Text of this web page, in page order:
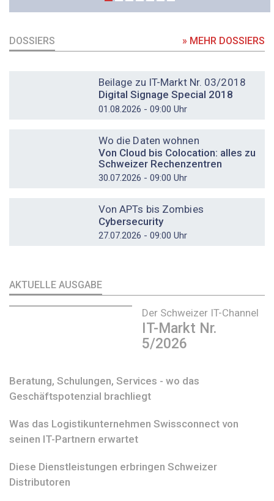
DOSSIERS » MEHR DOSSIERS
Beilage zu IT-Markt Nr. 03/2018
Digital Signage Special 2018
01.08.2026 - 09:00 Uhr
Wo die Daten wohnen
Von Cloud bis Colocation: alles zu
Schweizer Rechenzentren
30.07.2026 - 09:00 Uhr
Von APTs bis Zombies
Cybersecurity
27.07.2026 - 09:00 Uhr
AKTUELLE AUSGABE
Der Schweizer IT-Channel
IT-Markt Nr.
5/2026
Beratung, Schulungen, Services - wo das
Geschäftspotenzial brachliegt
Was das Logistikunternehmen Swissconnect von
seinen IT-Partnern erwartet
Diese Dienstleistungen erbringen Schweizer
Distributoren